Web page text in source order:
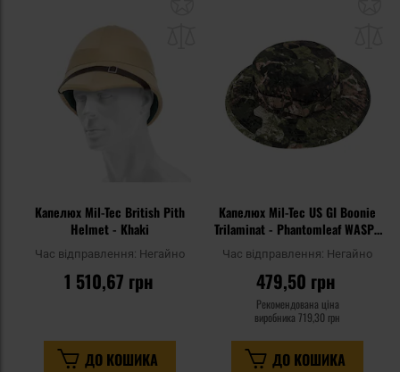
уподобань
Капелюх Mil-Tec British Pith
Helmet - Khaki
Час відправлення: Негайно
1 510,67 грн
ДО КОШИКА
Капелюх Mil-Tec US GI Boonie
Trilaminat - Phantomleaf WASP I
Час відправлення: Негайно
479,50 грн
Рекомендована ціна
виробника 719,30 грн
ДО КОШИКА